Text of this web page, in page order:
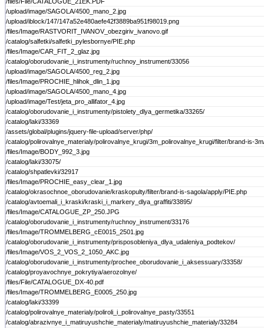
/upload/image/SAGOLA/4500_mano_2.jpg
/upload/iblock/147/147a52e480aefe42f3889ba951f98019.png
/files/Image/RASTVORIT_IVANOV_obezgiriv_ivanovo.gif
/catalog/salfetki/salfetki_pylesbornye/PIE.php
/files/Image/CAR_FIT_2_glaz.jpg
/catalog/oborudovanie_i_instrumenty/ruchnoy_instrument/33056
/upload/image/SAGOLA/4500_reg_2.jpg
/files/Image/PROCHIE_hlihok_dlin_1.jpg
/upload/image/SAGOLA/4500_mano_4.jpg
/upload/image/Test/jeta_pro_allifator_4.jpg
/catalog/oborudovanie_i_instrumenty/pistolety_dlya_germetika/33265/
/catalog/laki/33369
/assets/global/plugins/jquery-file-upload/server/php/
/catalog/polirovalnye_materialy/polirovalnye_krugi/3m_polirovalnye_krugi/filter/brand-is-
/files/Image/BODY_992_3.jpg
/catalog/laki/33075/
/catalog/shpatlevki/32917
/files/Image/PROCHIE_easy_clear_1.jpg
/catalog/okrasochnoe_oborudovanie/kraskopulty/filter/brand-is-sagola/apply/PIE.php
/catalog/avtoemali_i_kraski/kraski_i_markery_dlya_graffiti/33895/
/files/Image/CATALOGUE_ZP_250.JPG
/catalog/oborudovanie_i_instrumenty/ruchnoy_instrument/33176
/files/Image/TROMMELBERG_cE0015_2501.jpg
/catalog/oborudovanie_i_instrumenty/prisposobleniya_dlya_udaleniya_podtekov/
/files/Image/VOS_2_VOS_2_1050_AKC.jpg
/catalog/oborudovanie_i_instrumenty/prochee_oborudovanie_i_aksessuary/33358/
/catalog/proyavochnye_pokrytiya/aerozolnye/
/files/File/CATALOGUE_DX-40.pdf
/files/Image/TROMMELBERG_E0005_250.jpg
/catalog/laki/33399
/catalog/polirovalnye_materialy/poliroli_i_polirovalnye_pasty/33551
/catalog/abrazivnye_i_matiruyushchie_materialy/matiruyushchie_materialy/33284